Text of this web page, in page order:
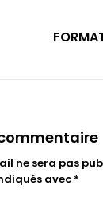
ne sera pas
avec *